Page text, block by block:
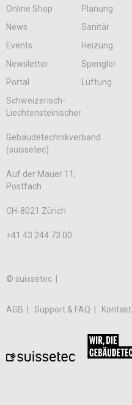
Online Shop
Planung
News
Sanitär
Events
Heizung
Newsletter
Spengler
Portal
Lüftung
Schweizerisch-
Liechtensteinischer
Gebäudetechnikverband
(suissetec)
Auf der Mauer 11,
Postfach
CH-8021 Zürich
+41 43 244 73 00
© suissetec |
AGB Support & FAQ Kontakt